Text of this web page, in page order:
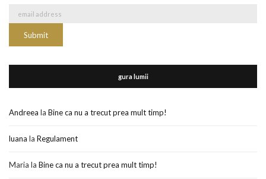
gura lumii
Andreea la Bine ca nu a trecut prea mult timp!
luana la Regulament
Maria la Bine ca nu a trecut prea mult timp!